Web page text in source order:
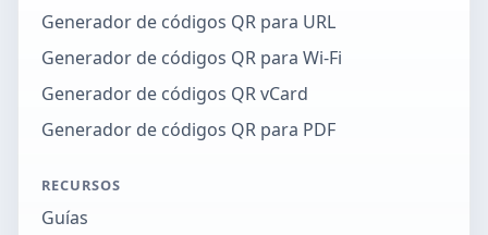
Generador de códigos QR para URL
Generador de códigos QR para Wi-Fi
Generador de códigos QR vCard
Generador de códigos QR para PDF
RECURSOS
Guías